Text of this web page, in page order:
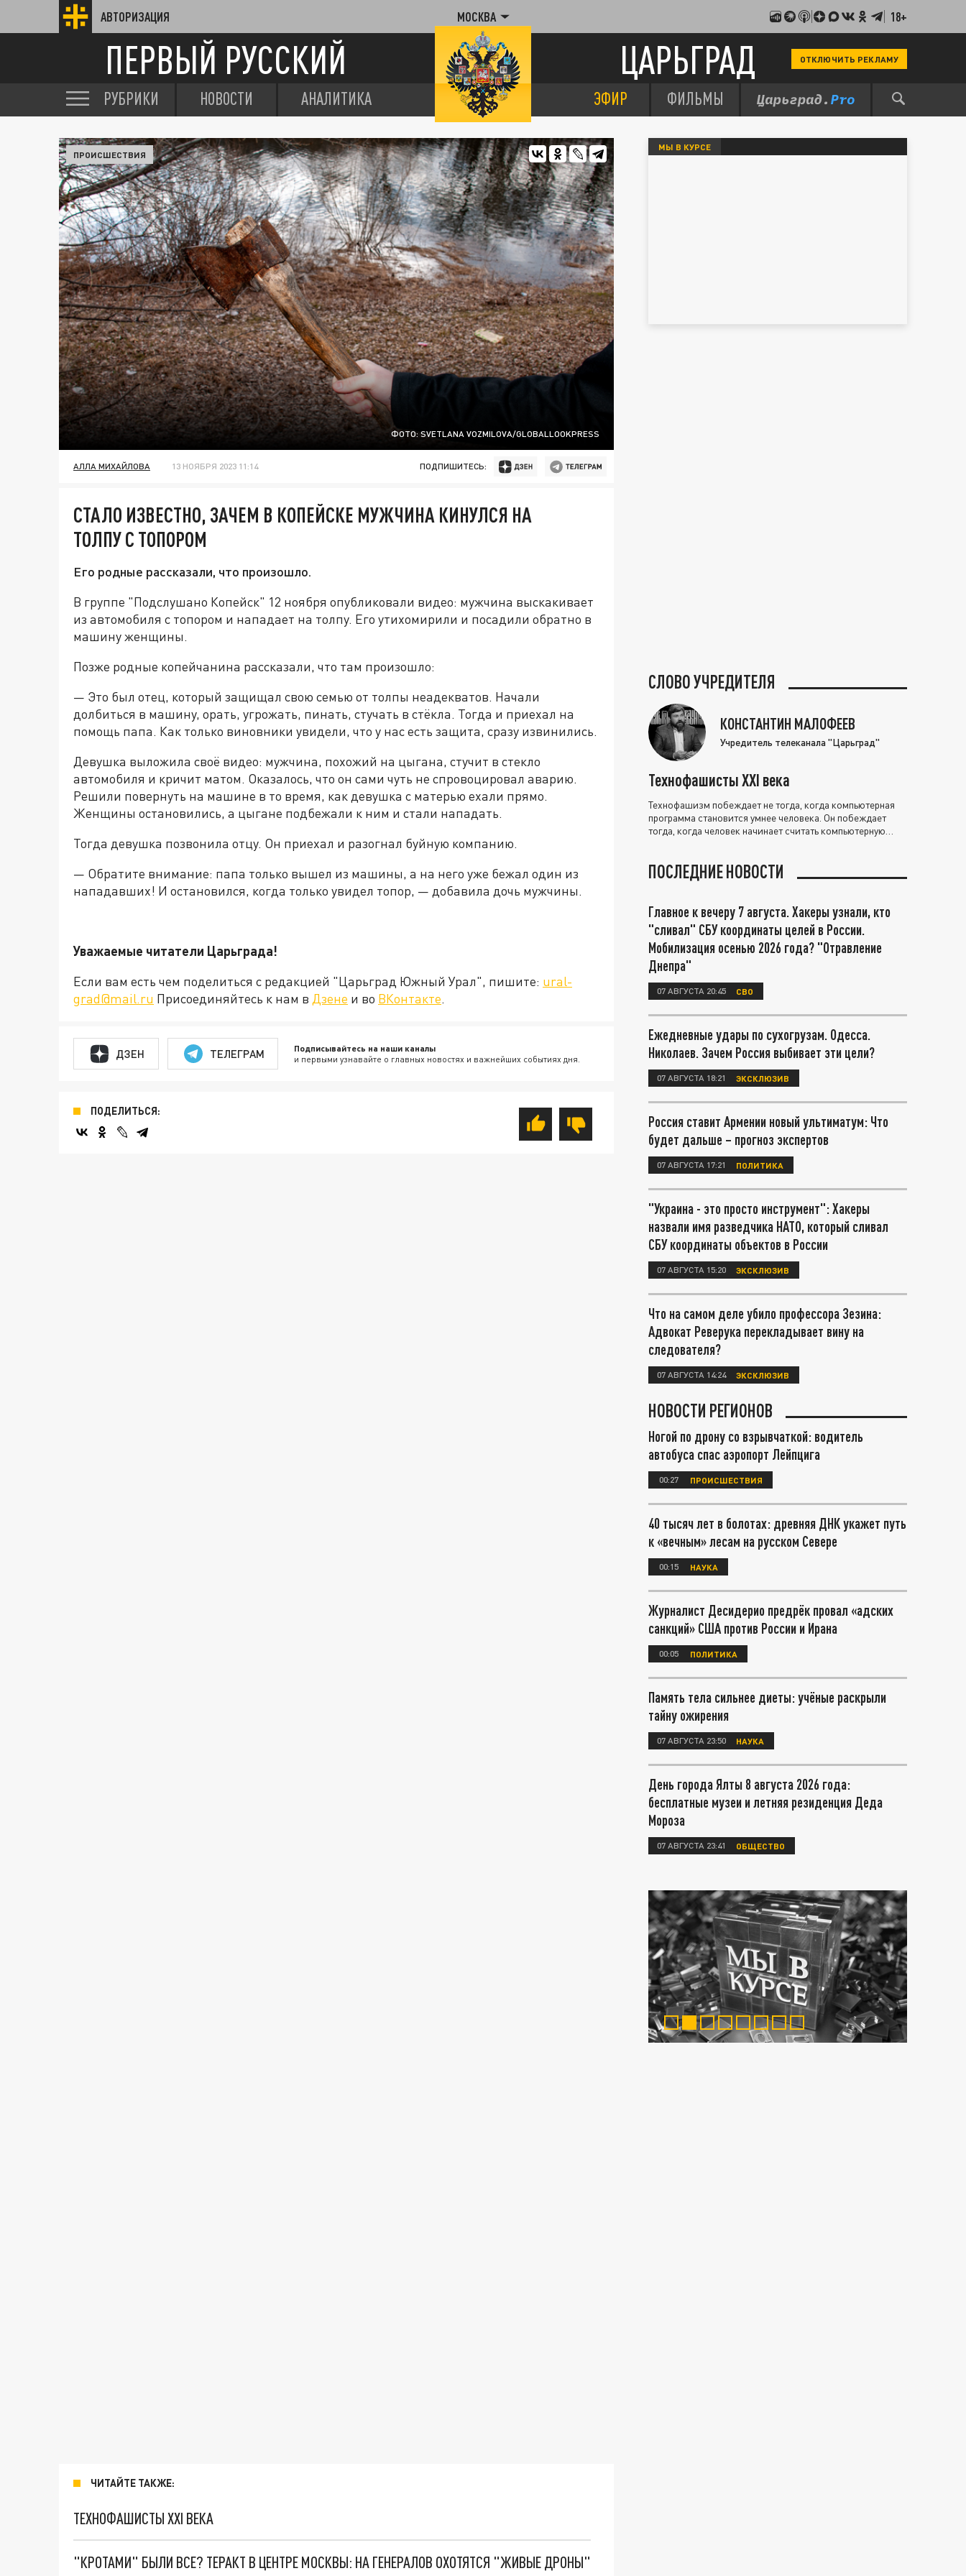
АВТОРИЗАЦИЯ МОСКВА 18+
ПЕРВЫЙ РУССКИЙ ЦАРЬГРАД ОТКЛЮЧИТЬ РЕКЛАМУ
РУБРИКИ НОВОСТИ АНАЛИТИКА ЭФИР ФИЛЬМЫ
ФОТО: SVETLANA VOZMILOVA/GLOBALLOOKPRESS
ПРОИСШЕСТВИЯ
АЛЛА МИХАЙЛОВА 13 НОЯБРЯ 2023 11:14 ПОДПИШИТЕСЬ:
СТАЛО ИЗВЕСТНО, ЗАЧЕМ В КОПЕЙСКЕ МУЖЧИНА КИНУЛСЯ НА
ТОЛПУ С ТОПОРОМ
Его родные рассказали, что произошло.
В группе "Подслушано Копейск" 12 ноября опубликовали видео: мужчина выскакивает
из автомобиля с топором и нападает на толпу. Его утихомирили и посадили обратно в
машину женщины.
Позже родные копейчанина рассказали, что там произошло:
— Это был отец, который защищал свою семью от толпы неадекватов. Начали
долбиться в машину, орать, угрожать, пинать, стучать в стёкла. Тогда и приехал на
помощь папа. Как только виновники увидели, что у нас есть защита, сразу извинились.
Девушка выложила своё видео: мужчина, похожий на цыгана, стучит в стекло
автомобиля и кричит матом. Оказалось, что он сами чуть не спровоцировал аварию.
Решили повернуть на машине в то время, как девушка с матерью ехали прямо.
Женщины остановились, а цыгане подбежали к ним и стали нападать.
Тогда девушка позвонила отцу. Он приехал и разогнал буйную компанию.
— Обратите внимание: папа только вышел из машины, а на него уже бежал один из
нападавших! И остановился, когда только увидел топор, — добавила дочь мужчины.
Уважаемые читатели Царьграда!
Если вам есть чем поделиться с редакцией "Царьград Южный Урал", пишите: ural-
grad@mail.ru Присоединяйтесь к нам в Дзене и во ВКонтакте.
ДЗЕН ТЕЛЕГРАМ Подписывайтесь на наши каналы
и первыми узнавайте о главных новостях и важнейших событиях дня.
ПОДЕЛИТЬСЯ:
ЧИТАЙТЕ ТАКЖЕ:
ТЕХНОФАШИСТЫ XXI ВЕКА
"КРОТАМИ" БЫЛИ ВСЕ? ТЕРАКТ В ЦЕНТРЕ МОСКВЫ: НА ГЕНЕРАЛОВ ОХОТЯТСЯ "ЖИВЫЕ ДРОНЫ"
МЫ В КУРСЕ
СЛОВО УЧРЕДИТЕЛЯ
КОНСТАНТИН МАЛОФЕЕВ
Учредитель телеканала "Царьград"
Технофашисты XXI века
Технофашизм побеждает не тогда, когда компьютерная
программа становится умнее человека. Он побеждает
тогда, когда человек начинает считать компьютерную
ПОСЛЕДНИЕ НОВОСТИ
Главное к вечеру 7 августа. Хакеры узнали, кто
"сливал" СБУ координаты целей в России.
Мобилизация осенью 2026 года? "Отравление
Днепра"
07 АВГУСТА 20:45 СВО
Ежедневные удары по сухогрузам. Одесса.
Николаев. Зачем Россия выбивает эти цели?
07 АВГУСТА 18:21 ЭКСКЛЮЗИВ
Россия ставит Армении новый ультиматум: Что
будет дальше – прогноз экспертов
07 АВГУСТА 17:21 ПОЛИТИКА
"Украина - это просто инструмент": Хакеры
назвали имя разведчика НАТО, который сливал
СБУ координаты объектов в России
07 АВГУСТА 15:20 ЭКСКЛЮЗИВ
Что на самом деле убило профессора Зезина:
Адвокат Реверука перекладывает вину на
следователя?
07 АВГУСТА 14:24 ЭКСКЛЮЗИВ
НОВОСТИ РЕГИОНОВ
Ногой по дрону со взрывчаткой: водитель
автобуса спас аэропорт Лейпцига
00:27 ПРОИСШЕСТВИЯ
40 тысяч лет в болотах: древняя ДНК укажет путь
к «вечным» лесам на русском Севере
00:15 НАУКА
Журналист Десидерио предрёк провал «адских
санкций» США против России и Ирана
00:05 ПОЛИТИКА
Память тела сильнее диеты: учёные раскрыли
тайну ожирения
07 АВГУСТА 23:50 НАУКА
День города Ялты 8 августа 2026 года:
бесплатные музеи и летняя резиденция Деда
Мороза
07 АВГУСТА 23:41 ОБЩЕСТВО